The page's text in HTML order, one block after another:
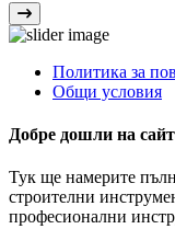
Политика за
Общи условия
Добре дошли на
Тук ще намерите
строителни
професионални